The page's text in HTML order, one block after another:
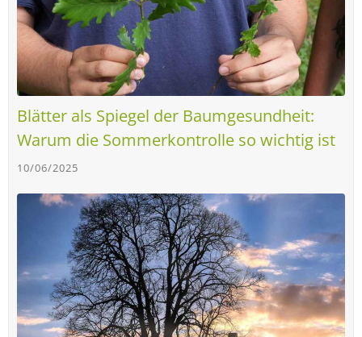
Blätter als Spiegel der Baumgesundheit:
Warum die Sommerkontrolle so wichtig ist
10/06/2025